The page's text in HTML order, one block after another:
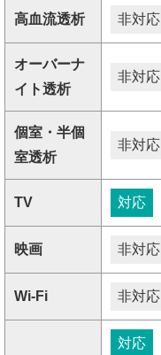
高血流透析 非対応
オーバーナ
イト透析
非対応
個室・半個
室透析
非対応
TV 対応
映画 非対応
Wi-Fi 非対応
対応